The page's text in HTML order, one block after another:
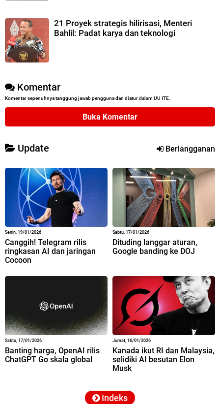
21 Proyek strategis hilirisasi, Menteri
Bahlil: Padat karya dan teknologi
Komentar
Komentar sepenuhnya tanggung jawab pengguna dan diatur dalam UU ITE.
Buka Komentar
Update Berlangganan
Senin, 19/01/2026
Canggih! Telegram rilis
ringkasan AI dan jaringan
Cocoon
Sabtu, 17/01/2026
Dituding langgar aturan,
Google banding ke DOJ
Sabtu, 17/01/2026
Banting harga, OpenAI rilis
ChatGPT Go skala global
Jumat, 16/01/2026
Kanada ikut RI dan Malaysia,
selidiki AI besutan Elon
Musk
Indeks